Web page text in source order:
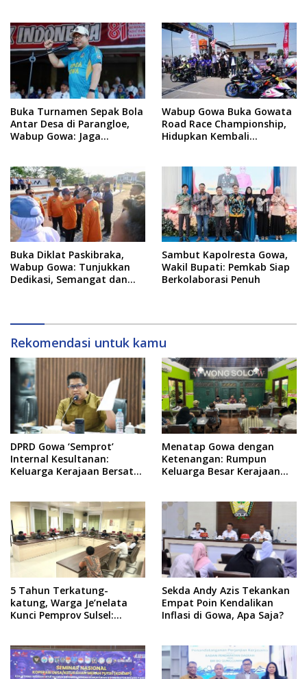
Baru
Buka Turnamen Sepak Bola
Antar Desa di Parangloe,
Wabup Gowa: Jaga
Wabup Gowa Buka Gowata
Road Race Championship,
Hidupkan Kembali
Buka Diklat Paskibraka,
Wabup Gowa: Tunjukkan
Dedikasi, Semangat dan
Sambut Kapolresta Gowa,
Wakil Bupati: Pemkab Siap
Berkolaborasi Penuh
Rekomendasi untuk kamu
DPRD Gowa ‘Semprot’
Internal Kesultanan:
Keluarga Kerajaan Bersatu
Menatap Gowa dengan
Ketenangan: Rumpun
Keluarga Besar Kerajaan
Jalur Musyawarah,
Ingatkan Soal Adat dan
Adab
5 Tahun Terkatung-
katung, Warga Je’nelata
Kunci Pemprov Sulsel:
Sekda Andy Azis Tekankan
Empat Poin Kendalikan
Inflasi di Gowa, Apa Saja?